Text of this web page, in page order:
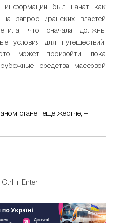
информации был начат как
запрос иранских властей
что сначала должны
условия для путешествий.
может произойти, пока
средства массовой
станет ещё жёстче, –
+ Enter